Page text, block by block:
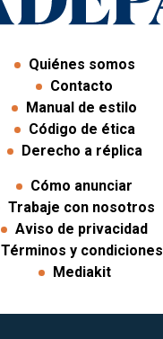
Quiénes somos
Contacto
Manual de estilo
Código de ética
Derecho a réplica
Cómo anunciar
Trabaje con nosotros
Aviso de privacidad
Términos y condiciones
Mediakit